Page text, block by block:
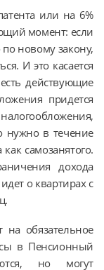
или на 6%
момент: если
по новому закону,
И это касается
действующие
придется
нужно в течение
самозанятого.
дохода
о квартирах с
на обязательное
в Пенсионный
но могут